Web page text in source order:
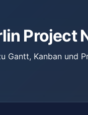
Project
Gantt, Kanban und